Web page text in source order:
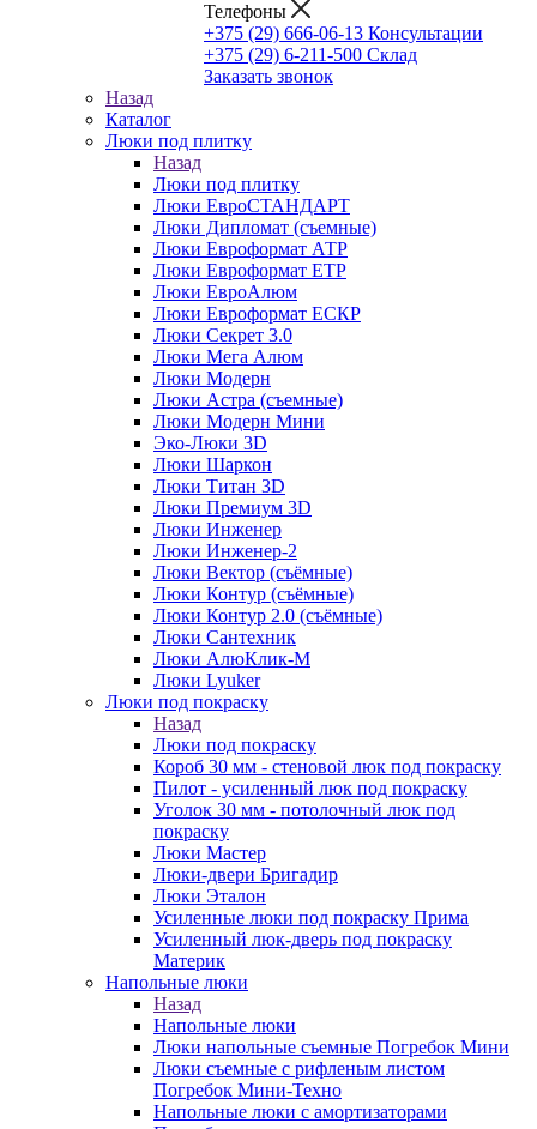
Телефоны
+375 (29) 666-06-13 Консультации
+375 (29) 6-211-500 Склад
Заказать звонок
Назад
Каталог
Люки под плитку
Назад
Люки под плитку
Люки ЕвроСТАНДАРТ
Люки Дипломат (съемные)
Люки Евроформат АТР
Люки Евроформат ЕТР
Люки ЕвроАлюм
Люки Евроформат ЕСКР
Люки Секрет 3.0
Люки Мега Алюм
Люки Модерн
Люки Астра (съемные)
Люки Модерн Мини
Эко-Люки 3D
Люки Шаркон
Люки Титан 3D
Люки Премиум 3D
Люки Инженер
Люки Инженер-2
Люки Вектор (съёмные)
Люки Контур (съёмные)
Люки Контур 2.0 (съёмные)
Люки Сантехник
Люки АлюКлик-М
Люки Lyuker
Люки под покраску
Назад
Люки под покраску
Короб 30 мм - стеновой люк под покраску
Пилот - усиленный люк под покраску
Уголок 30 мм - потолочный люк под
покраску
Люки Мастер
Люки-двери Бригадир
Люки Эталон
Усиленные люки под покраску Прима
Усиленный люк-дверь под покраску
Материк
Напольные люки
Назад
Напольные люки
Люки напольные съемные Погребок Мини
Люки съемные с рифленым листом
Погребок Мини-Техно
Напольные люки с амортизаторами